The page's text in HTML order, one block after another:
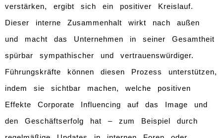
verstärken, ergibt sich ein positiver Kreislauf.
Dieser interne Zusammenhalt wirkt nach außen
und macht das Unternehmen in seiner Gesamtheit
spürbar sympathischer und vertrauenswürdiger.
Führungskräfte können diesen Prozess unterstützen,
indem sie sichtbar machen, welche positiven
Effekte Corporate Influencing auf das Image und
den Geschäftserfolg hat – zum Beispiel durch